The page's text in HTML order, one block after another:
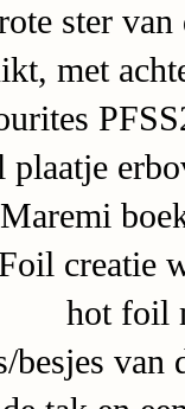
ster
met
plaatje
Maremi
creatie
hot foil
besjes